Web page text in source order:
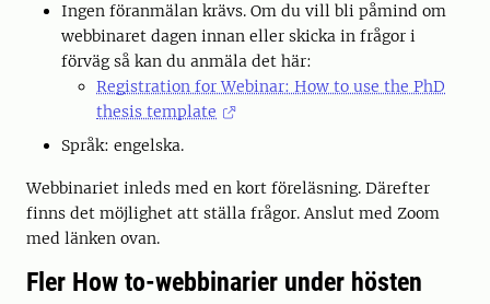
Ingen föranmälan krävs. Om du vill bli påmind om
webbinaret dagen innan eller skicka in frågor i
förväg så kan du anmäla det här:
Registration for Webinar: How to use the PhD
thesis template
Språk: engelska.
Webbinariet inleds med en kort föreläsning. Därefter
finns det möjlighet att ställa frågor. Anslut med Zoom
med länken ovan.
Fler How to-webbinarier under hösten